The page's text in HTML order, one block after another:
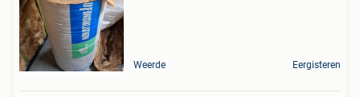
Weerde Eergisteren